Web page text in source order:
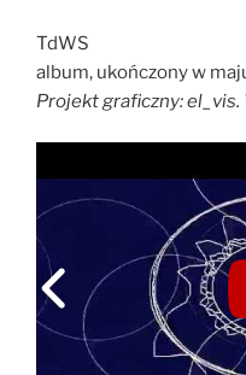
TdWS
album, ukończony w
Projekt graficzny: